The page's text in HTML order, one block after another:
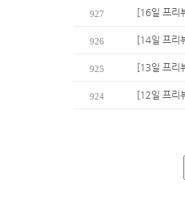
927 [16일 프리
926 [14일 프리
925 [13일 프리
924 [12일 프리